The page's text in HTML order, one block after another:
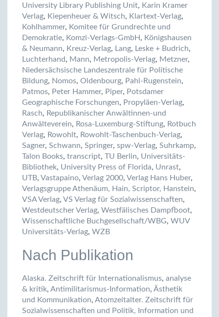
University Library Publishing Unit, Karin Kramer
Verlag, Kiepenheuer & Witsch, Klartext-Verlag,
Kohlhammer, Komitee für Grundrechte und
Demokratie, Komzi-Verlags-GmbH, Königshausen
& Neumann, Kreuz-Verlag, Lang, Leske + Budrich,
Luchterhand, Mann, Metropolis-Verlag, Metzner,
Niedersächsische Landeszentrale für Politische
Bildung, Nomos, Oldenbourg, Pahl-Rugenstein,
Patmos, Peter Hammer, Piper, Potsdamer
Geographische Forschungen, Propyläen-Verlag,
Rasch, Republikanischer Anwältinnen-und
Anwälteverein, Rosa-Luxemburg-Stiftung, Rotbuch
Verlag, Rowohlt, Rowohlt-Taschenbuch-Verlag,
Sagner, Schwann, Springer, spw-Verlag, Suhrkamp,
Talon Books, transcript, TU Berlin, Universitäts-
Bibliothek, University Press of Florida, Unrast,
UTB, Vastapaino, Verlag 2000, Verlag Hans Huber,
Verlagsgruppe Athenäum, Hain, Scriptor, Hanstein,
VSA Verlag, VS Verlag für Sozialwissenschaften,
Westdeutscher Verlag, Westfälisches Dampfboot,
Wissenschaftliche Buchgesellschaft/WBG, WUV
Universitäts-Verlag, WZB
Nach Publikation
Alaska. Zeitschrift für Internationalismus, analyse
& kritik, Antimilitarismus-Information, Ästhetik
und Kommunikation, Atomzeitalter. Zeitschrift für
Sozialwissenschaften und Politik, Information und